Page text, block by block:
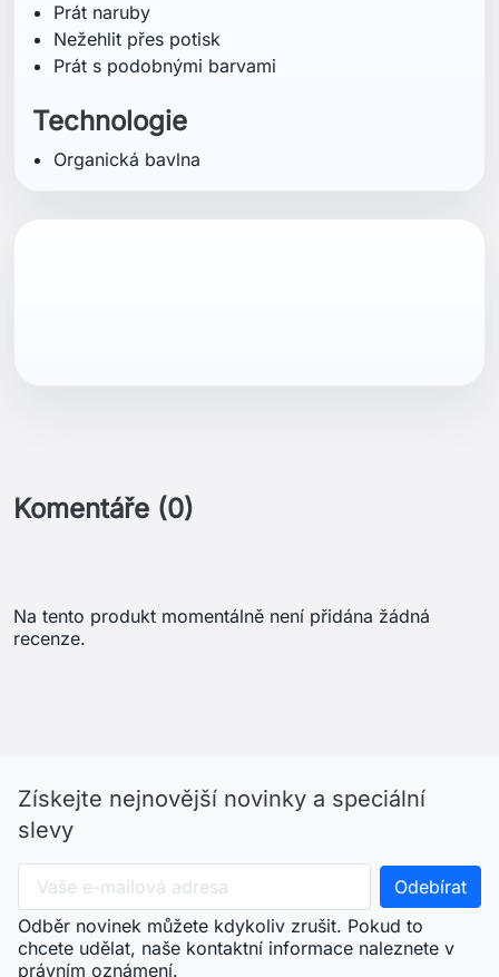
Prát naruby
Nežehlit přes potisk
Prát s podobnými barvami
Technologie
Organická bavlna
Komentáře (0)
Na tento produkt momentálně není přidána žádná
recenze.
Získejte nejnovější novinky a speciální
slevy
Odběr novinek můžete kdykoliv zrušit. Pokud to
chcete udělat, naše kontaktní informace naleznete v
právním oznámení.